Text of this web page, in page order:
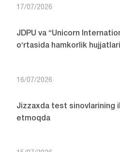
17/07/2026
JDPU va “Unicorn
o‘rtasida hamkorlik
16/07/2026
Jizzaxda test sinovlarining
etmoqda